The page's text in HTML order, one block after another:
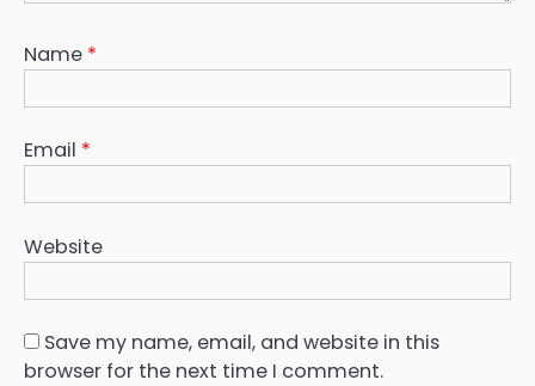
Name *
Email *
Website
Save my name, email, and website in this
browser for the next time I comment.